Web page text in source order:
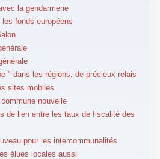
la gendarmerie
fonds européens
" dans les régions, de précieux relais
sites mobiles
nouvelle
de lien entre les taux de fiscalité des
pour les intercommunalités
élues locales aussi